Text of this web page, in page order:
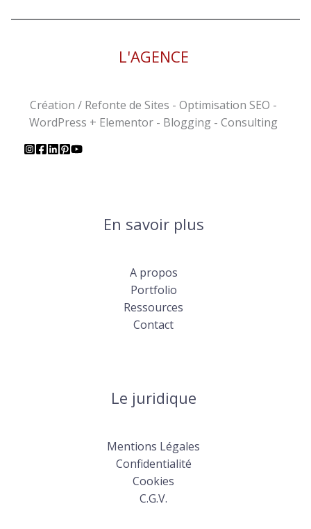
L'AGENCE
Création / Refonte de Sites - Optimisation SEO -
WordPress + Elementor - Blogging - Consulting
En savoir plus
A propos
Portfolio
Ressources
Contact
Le juridique
Mentions Légales
Confidentialité
Cookies
C.G.V.